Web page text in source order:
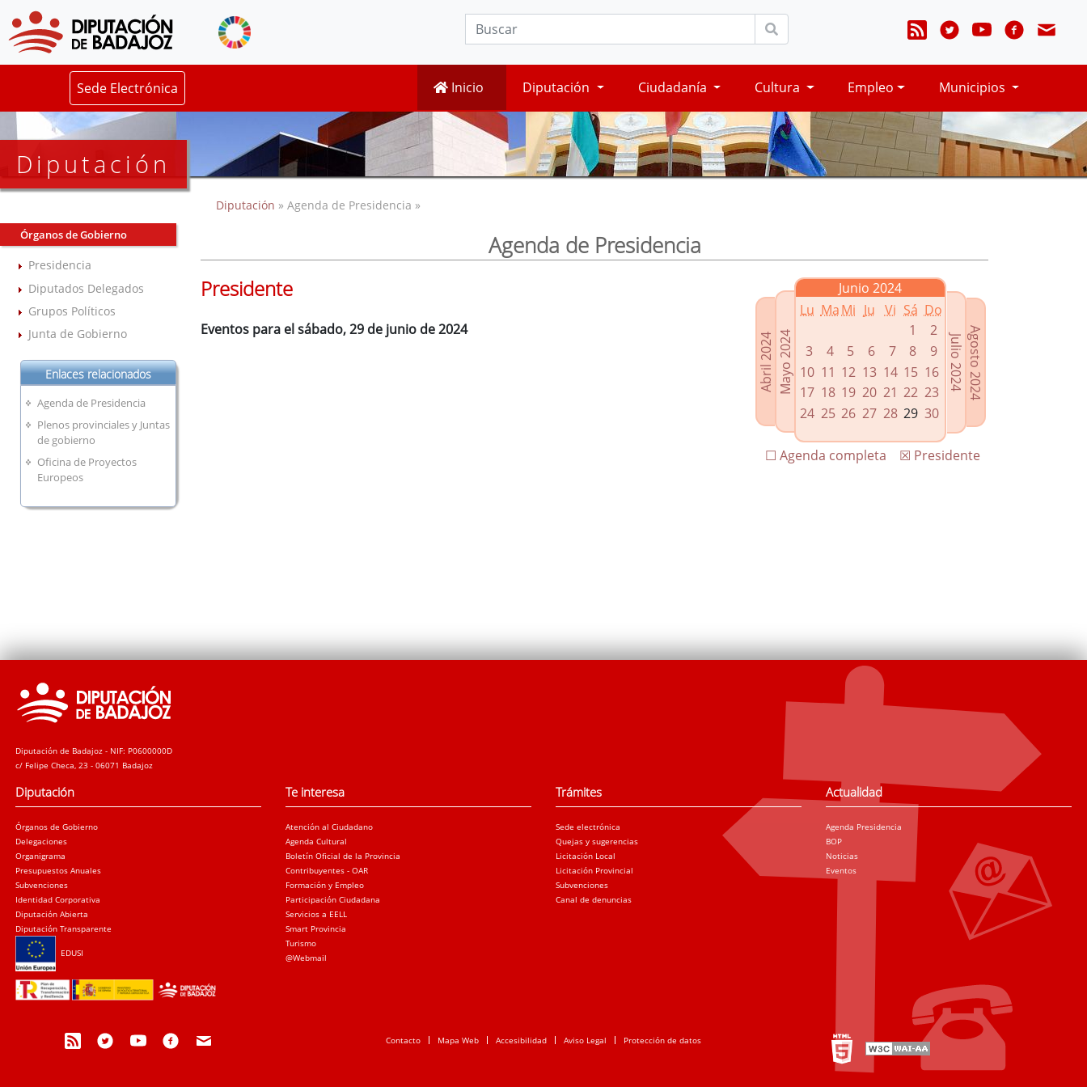
Sede Electrónica Inicio Diputación Ciudadanía Cultura Empleo Municipios
Diputación
Órganos de Gobierno
Presidencia
Diputados Delegados
Grupos Políticos
Junta de Gobierno
Enlaces relacionados
Agenda de Presidencia
Plenos provinciales y Juntas
de gobierno
Oficina de Proyectos
Europeos
Diputación » Agenda de Presidencia »
Agenda de Presidencia
Abril 2024Mayo 2024
Junio 2024
Lu MaMi Ju Vi Sá Do
1
2
3
4 5 6 7 8
9
10 11 12 13 14 15 16
17 18 19 20 21 22 23
24 25 26 27 28 29 30
Agosto 2024
Julio 2024
☒ Presidente
☐ Agenda completa
Presidente
Eventos para el sábado, 29 de junio de 2024
Diputación de Badajoz - NIF: P0600000D
c/ Felipe Checa, 23 - 06071 Badajoz
Diputación
Órganos de Gobierno
Delegaciones
Organigrama
Presupuestos Anuales
Subvenciones
Identidad Corporativa
Diputación Abierta
Diputación Transparente
EDUSI
Te interesa
Atención al Ciudadano
Agenda Cultural
Boletín Oficial de la Provincia
Contribuyentes - OAR
Formación y Empleo
Participación Ciudadana
Servicios a EELL
Smart Provincia
Turismo
@Webmail
Trámites
Sede electrónica
Quejas y sugerencias
Licitación Local
Licitación Provincial
Subvenciones
Canal de denuncias
Actualidad
Agenda Presidencia
BOP
Noticias
Eventos
Contacto Mapa Web Accesibilidad Aviso Legal Protección de datos